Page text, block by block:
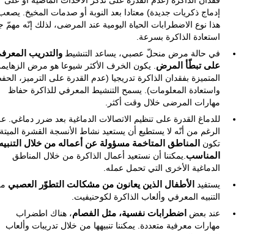
إدماج ذكريات جديدة) معتادا بعد النوبة أو صدمات المخيخ.
هذا نوع الاضطرابات الحياة اليومية عند المرضى، لذلك إنّه مهمّ
استعادة الذاكرة بسرعة.
في حالة مرض منحلّ عصبي، يساعد التنشيط والتدريب
على تبطّأ المرض . يكون الخرف الأكثر شيوعا هو مرض
المتميزة بفقدان الذاكرة تدريجيا (عدم القدرة على الترميز،
واستعادة المعلومات). يسمح التنشيط المعرفي للذاكرة حفاظ
مهارات المرضى خلال وقت أكثر.
للدماغ القدرة على تنظيم الاتصالات الدماغية بعد ضرر دماغي.
الرغم من أنّه لا يستطيع أن يستعيد نشاط الأنسجة القشرة
تكون
المناطق المتاخمة مسؤولة عن أعماله من خلال
المناسب .يمكننا أن نستعيد أعمال الذاكرة من خلال المناطق
الدماغية الأخرى التي تحمل عمله.
يستفيد
الأطفال الذين يعانون من مشكالت التطوّر العصبي
التنبيه المعرفي وألعاب الذاكرة لكوحنيفيت.
عند بعض اضطرابات نفسية، مثل الفصام، هناك اطضراب
مهارات معرفية متعددة. يمكننا تنبيهها من خلال تدريبات وألعاب